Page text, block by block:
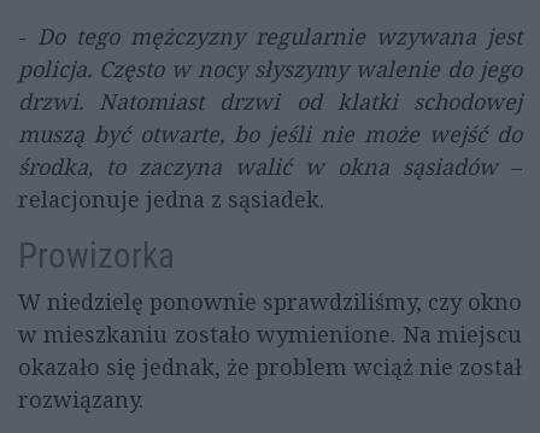
- Do tego mężczyzny regularnie wzywana jest
policja. Często w nocy słyszymy walenie do jego
drzwi. Natomiast drzwi od klatki schodowej
muszą być otwarte, bo jeśli nie może wejść do
środka, to zaczyna walić w okna sąsiadów–
relacjonuje jedna z sąsiadek.
Prowizorka
W niedzielę ponownie sprawdziliśmy, czy okno
w mieszkaniu zostało wymienione. Na miejscu
okazało się jednak, że problem wciąż nie został
rozwiązany.